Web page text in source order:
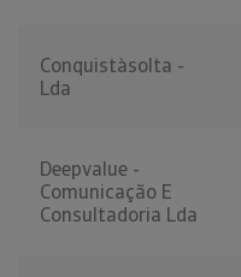
Conquistàsolta -
Lda
Deepvalue -
Comunicação E
Consultadoria Lda